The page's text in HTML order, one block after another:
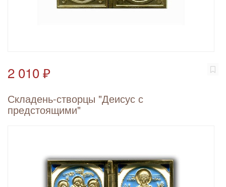
2 010 ₽
Складень-створцы "Деисус с
предстоящими"